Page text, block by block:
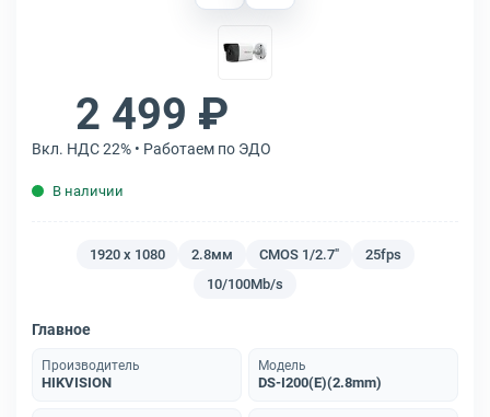
2 499 ₽
Вкл. НДС 22% • Работаем по ЭДО
В наличии
1920 x 1080 2.8мм CMOS 1/2.7"
25fps
10/100Mb/s
Главное
Производитель
HIKVISION
Модель
DS-I200(E)(2.8mm)